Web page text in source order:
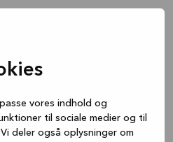
vores indhold og
til sociale medier og til
deler også oplysninger om